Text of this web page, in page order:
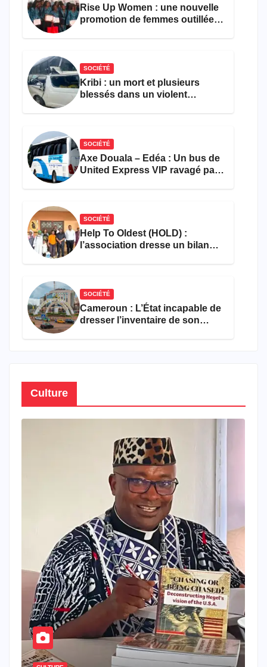
Rise Up Women : une nouvelle
promotion de femmes outillées
SOCIÉTÉ
Kribi : un mort et plusieurs
blessés dans un violent
SOCIÉTÉ
Axe Douala – Edéa : Un bus de
United Express VIP ravagé par
SOCIÉTÉ
Help To Oldest (HOLD) :
l’association dresse un bilan
SOCIÉTÉ
Cameroun : L’État incapable de
dresser l’inventaire de son
Culture